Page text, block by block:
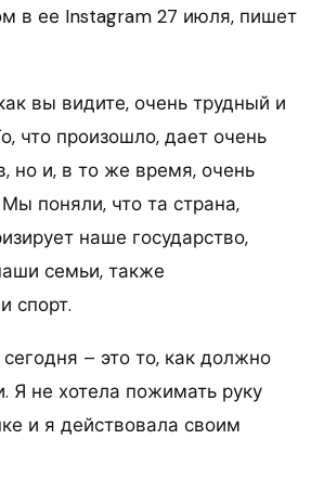
в ее Instagram 27 июля, пишет
вы видите, очень трудный и
что произошло, дает очень
но и, в то же время, очень
поняли, что та страна,
наше государство,
семьи, также
спорт.
– это то, как должно
Я не хотела пожимать руку
и я действовала своим